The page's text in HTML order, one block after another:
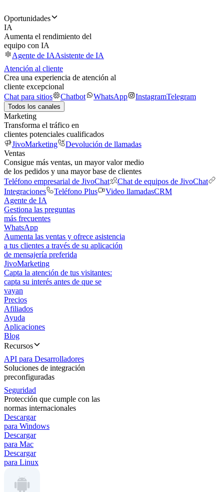
Oportunidades
IA
Aumenta el rendimiento del
equipo con IA
Agente de IAAsistente de IA
Atención al cliente
Crea una experiencia de atención al
cliente excepcional
Chat para sitios
Chatbot WhatsApp InstagramTelegram
Todos los canales
Marketing
Transforma el tráfico en
clientes potenciales cualificados
JivoMarketing
Devolución de llamadas
Ventas
Consigue más ventas, un mayor valor medio
de los pedidos y una mayor base de clientes
Teléfono empresarial de JivoChat
Chat de equipos de JivoChat
Integraciones
Teléfono Plus Video llamadasCRM
Agente de IA
Gestiona las preguntas
más frecuentes
WhatsApp
Aumenta las ventas y ofrece asistencia
a tus clientes a través de su aplicación
de mensajería preferida
JivoMarketing
Capta la atención de tus visitantes:
capta su interés antes de que se
vayan
Precios
Afiliados
Ayuda
Aplicaciones
Blog
Recursos
API para Desarrolladores
Soluciones de integración
preconfiguradas
Seguridad
Protección que cumple con las
normas internacionales
Descargar
para Windows
Descargar
para Mac
Descargar
para Linux